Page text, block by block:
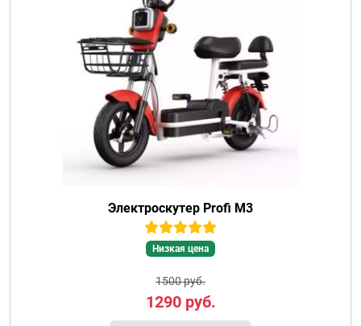
Электроскутер Profi M3
Низкая цена
1500 руб.
1290руб.